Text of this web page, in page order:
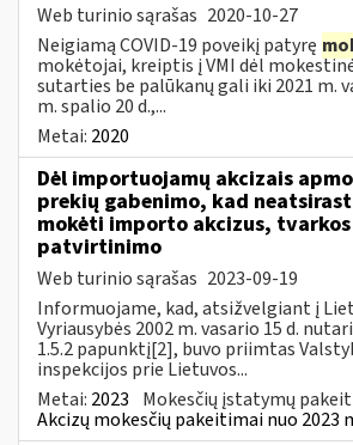
Web turinio sąrašas 2020-10-27
Neigiamą COVID-19 poveikį patyrę
mokėtojai, kreiptis į VMI dėl
sutarties be palūkanų gali iki 2021 m.
m. spalio 20 d.,...
Metai: 2020
Dėl importuojamų akcizais
prekių gabenimo, kad
mokėti importo akcizus,
patvirtinimo
Web turinio sąrašas 2023-09-19
Informuojame, kad, atsižvelgiant į
Vyriausybės 2002 m. vasario 15 d.
1.5.2 papunktį[2], buvo priimtas
inspekcijos prie Lietuvos...
Metai: 2023 Mokesčių įstatymų
Akcizų mokesčių pakeitimai nuo 2023